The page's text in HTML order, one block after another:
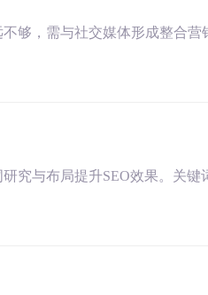
够，需与社交媒体形成整合营
究与布局提升SEO效果。关